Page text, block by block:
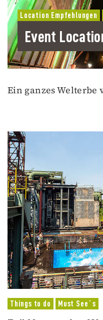
Location Empfehlungen
Event
Ein ganzes
Things to do Must See´s